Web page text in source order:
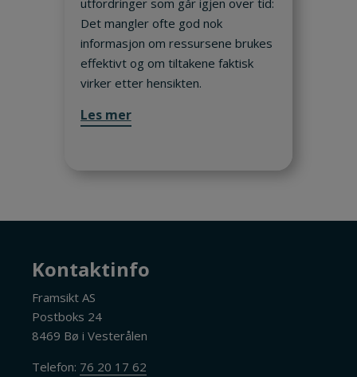
Det mangler ofte god nok
informasjon om ressursene brukes
effektivt og om tiltakene faktisk
virker etter hensikten.
Les mer
Kontaktinfo
Framsikt AS
Postboks 24
8469 Bø i Vesterålen
Telefon: 76 20 17 62